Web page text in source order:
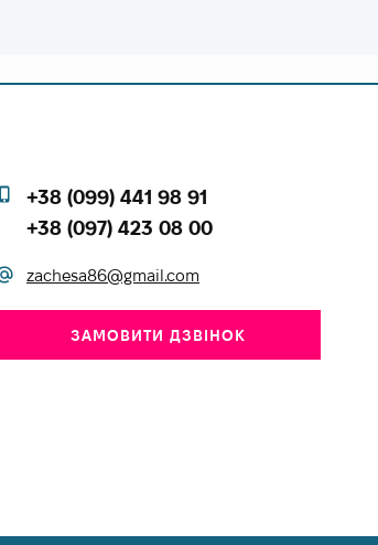
+38 (099) 441 98 91
+38 (097) 423 08 00
zachesa86@gmail.com
ЗАМОВИТИ ДЗВІНОК